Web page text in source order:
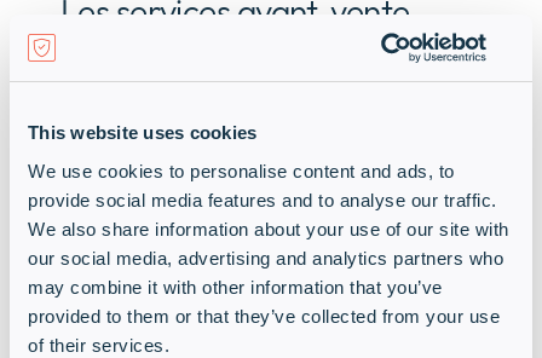
This website uses cookies
We use cookies to personalise content and ads, to
provide social media features and to analyse our traffic.
We also share information about your use of our site with
our social media, advertising and analytics partners who
may combine it with other information that you’ve
provided to them or that they’ve collected from your use
of their services.
Les services avant-vente
Présentation de la solution
Présentation détaillée d’une solution
mettant en lumière ses caractéristiques,
avantages et la manière dont elle répond
aux besoins spécifiques.
POC